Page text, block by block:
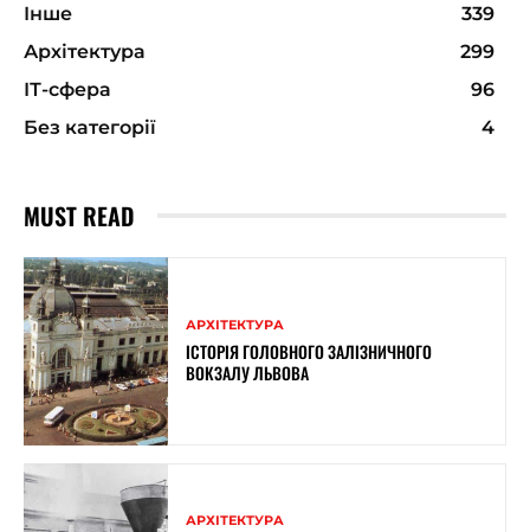
Інше
339
Архітектура
299
ІТ-сфера
96
Без категорії
4
MUST READ
АРХІТЕКТУРА
ІСТОРІЯ ГОЛОВНОГО ЗАЛІЗНИЧНОГО
ВОКЗАЛУ ЛЬВОВА
АРХІТЕКТУРА